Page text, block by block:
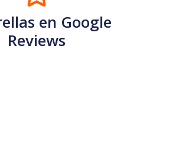
en Google
Reviews